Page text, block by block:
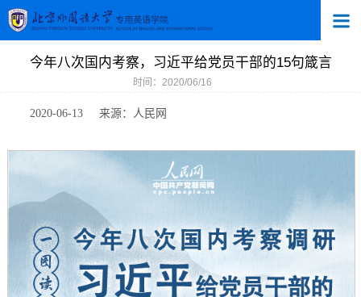
今年八次国内考察，习近平给党员干部的15句箴言
时间：2020/06/16
2020-06-13 来源：人民网